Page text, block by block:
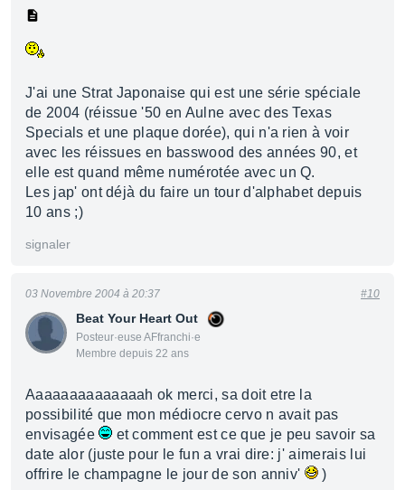
J'ai une Strat Japonaise qui est une série spéciale
de 2004 (réissue '50 en Aulne avec des Texas
Specials et une plaque dorée), qui n'a rien à voir
avec les réissues en basswood des années 90, et
elle est quand même numérotée avec un Q.
Les jap' ont déjà du faire un tour d'alphabet depuis
10 ans ;)
signaler
Beat Your Heart Out
Posteur·euse AFfranchi·e
Membre depuis 22 ans
03 Novembre 2004 à 20:37 #10
Aaaaaaaaaaaaaah ok merci, sa doit etre la
possibilité que mon médiocre cervo n avait pas
envisagée
et comment est ce que je peu savoir sa
date alor (juste pour le fun a vrai dire: j' aimerais lui
offrire le champagne le jour de son anniv'
)